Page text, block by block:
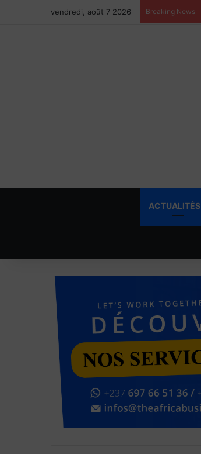
vendredi, août 7 2026 Breaking News
ACTUALITÉS